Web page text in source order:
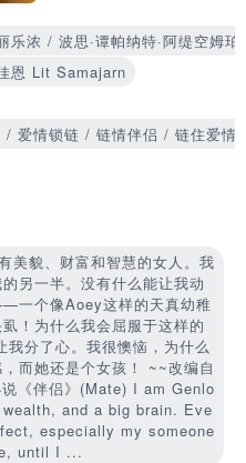
乐浓 / 波思·谭帕纳特·阿缇空
恩 Lit Samajarn
爱情锁链 / 链情伴侣 / 链住爱
美貌、财富和智慧的女人。我
另一半。没有什么能让我动
一个像Aoey这样的天真幼稚
！为什么我会屈服于这样的
分了心。我很懊恼，为什么
而她还是个女孩！ ~~改编自
《伴侣》(Mate) I am Genlo
and a big brain. Eve
especially my someone
until I ...